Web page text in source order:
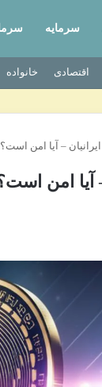
سرمایه
اقتصادی خانواده
– آیا امن
آیا امن